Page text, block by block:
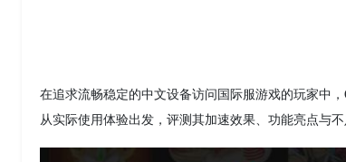
在追求流畅稳定的中文设备访问国际服游戏的玩家中
从实际使用体验出发，评测其加速效果、功能亮点与